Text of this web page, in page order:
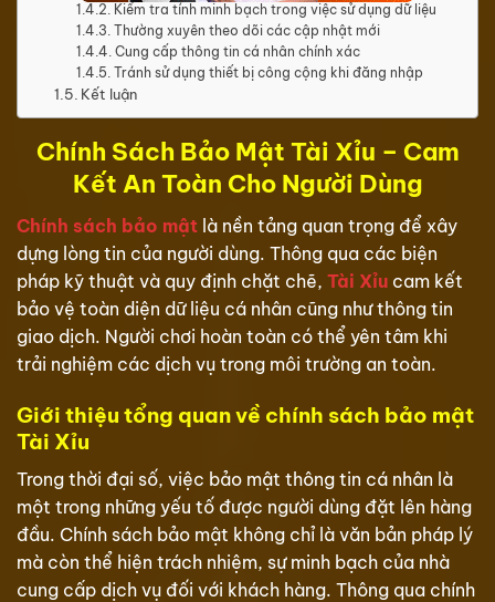
Kiểm tra tính minh bạch trong việc sử dụng dữ liệu
Thường xuyên theo dõi các cập nhật mới
Cung cấp thông tin cá nhân chính xác
Tránh sử dụng thiết bị công cộng khi đăng nhập
Kết luận
Chính Sách Bảo Mật Tài Xỉu – Cam
Kết An Toàn Cho Người Dùng
Chính sách bảo mật là nền tảng quan trọng để xây
dựng lòng tin của người dùng. Thông qua các biện
pháp kỹ thuật và quy định chặt chẽ, Tài Xỉu cam kết
bảo vệ toàn diện dữ liệu cá nhân cũng như thông tin
giao dịch. Người chơi hoàn toàn có thể yên tâm khi
trải nghiệm các dịch vụ trong môi trường an toàn.
Giới thiệu tổng quan về chính sách bảo mật
Tài Xỉu
Trong thời đại số, việc bảo mật thông tin cá nhân là
một trong những yếu tố được người dùng đặt lên hàng
đầu. Chính sách bảo mật không chỉ là văn bản pháp lý
mà còn thể hiện trách nhiệm, sự minh bạch của nhà
cung cấp dịch vụ đối với khách hàng. Thông qua chính